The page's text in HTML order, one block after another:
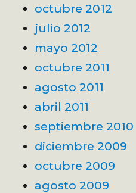
octubre 2012
julio 2012
mayo 2012
octubre 2011
agosto 2011
abril 2011
septiembre 2010
diciembre 2009
octubre 2009
agosto 2009